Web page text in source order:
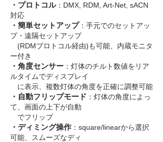
・プロトコル： DMX, RDM, Art-Net, sACN
対応
・簡単セットアップ：手元でのセットアッ
プ・遠隔セットアップ
(RDMプロトコル経由)も可能、内蔵モニタ
ー付き
・角度センサー ：灯体のチルト数値をリア
ルタイムでディスプレイ
に表示、複数灯体の角度を正確に調整可能
・自動フリップモード ：灯体の角度によっ
て、画面の上下が自動
でフリップ
・ディミング操作 ： square/linearから選択
可能、スムーズなディ